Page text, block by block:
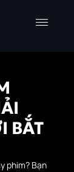
BẮT
phim? Bạn